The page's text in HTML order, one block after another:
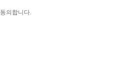
동의합니다.